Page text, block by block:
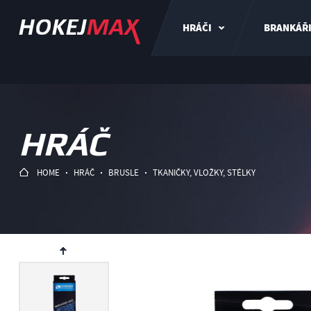
HRÁČI
HRÁČ
HOME HRÁČ BRUSLE TKANIČKY, VLOŽKY, STÉLKY